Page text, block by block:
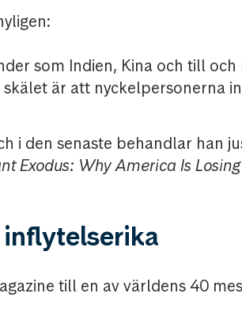
som Indien, Kina och till och
är att nyckelpersonerna
i den senaste behandlar han
Exodus: Why America Is
till en av världens 40